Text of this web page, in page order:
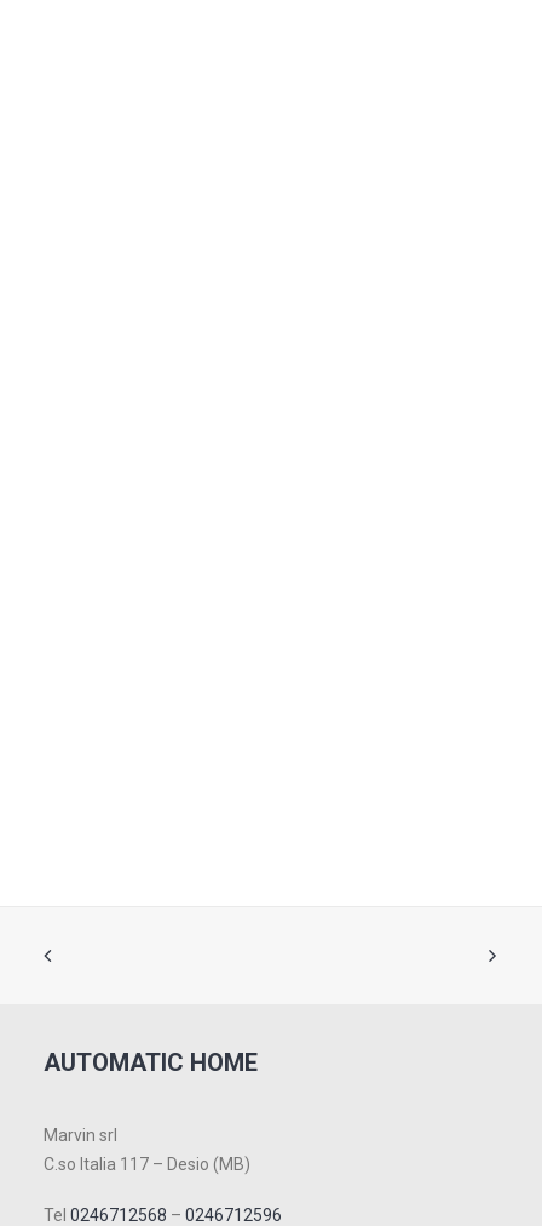
AUTOMATIC HOME
Marvin srl
C.so Italia 117 – Desio (MB)
Tel 0246712568 – 0246712596